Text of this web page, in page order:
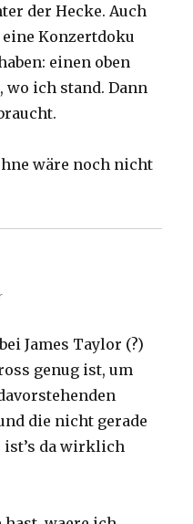
der Hecke. Auch
Konzertdoku
einen oben
wo ich stand. Dann
wäre noch nicht
James Taylor (?)
genug ist, um
die nicht gerade
ist’s da wirklich